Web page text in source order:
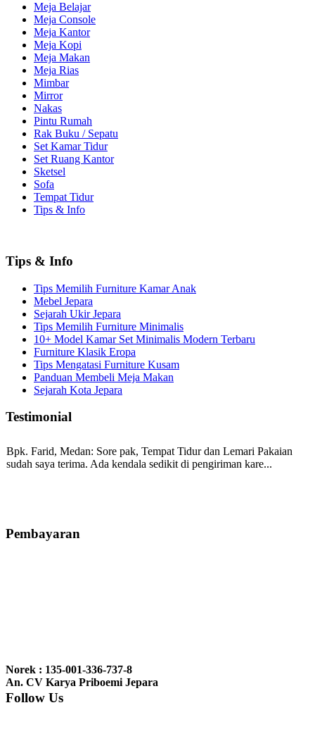
Meja Belajar
Meja Console
Meja Kantor
Meja Kopi
Meja Makan
Meja Rias
Mimbar
Mirror
Nakas
Pintu Rumah
Rak Buku / Sepatu
Set Kamar Tidur
Set Ruang Kantor
Sketsel
Sofa
Tempat Tidur
Tips & Info
Tips & Info
Tips Memilih Furniture Kamar Anak
Mebel Jepara
Sejarah Ukir Jepara
Tips Memilih Furniture Minimalis
10+ Model Kamar Set Minimalis Modern Terbaru
Furniture Klasik Eropa
Tips Mengatasi Furniture Kusam
Panduan Membeli Meja Makan
Sejarah Kota Jepara
Testimonial
Bpk. Farid, Medan: Sore pak, Tempat Tidur dan Lemari Pakaian
sudah saya terima. Ada kendala sedikit di pengiriman kare...
bale2 dan kursi teras saya sudah saya terima dan p...
nyesel deh beli geby...
Pembayaran
Norek : 135-001-336-737-8
An. CV Karya Priboemi Jepara
Follow Us